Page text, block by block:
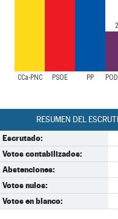
CCa-PNC PSOE PP
RESUMEN DEL
Escrutado:
Votos contabilizados:
Abstenciones:
Votos nulos:
Votos en blanco: